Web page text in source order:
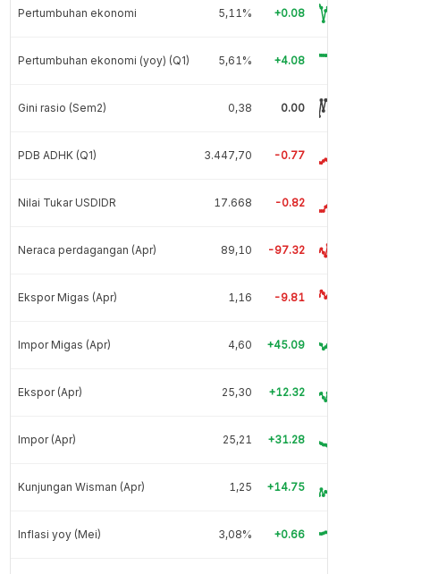
Pertumbuhan ekonomi 5,11% +0.08
Pertumbuhan ekonomi (yoy) (Q1) 5,61% +4.08
Gini rasio (Sem2) 0,38 0.00
PDB ADHK (Q1) 3.447,70 -0.77
Nilai Tukar USDIDR 17.668 -0.82
Neraca perdagangan (Apr) 89,10 -97.32
Ekspor Migas (Apr) 1,16 -9.81
Impor Migas (Apr) 4,60 +45.09
Ekspor (Apr) 25,30 +12.32
Impor (Apr) 25,21 +31.28
Kunjungan Wisman (Apr) 1,25 +14.75
Inflasi yoy (Mei) 3,08% +0.66